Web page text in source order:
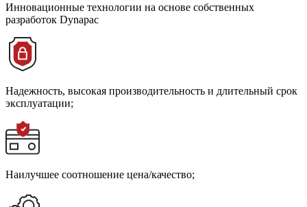
Инновационные технологии на основе собственных
разработок Dynapac
Надежность, высокая производительность и длительный срок
эксплуатации;
Наилучшее соотношение цена/качество;